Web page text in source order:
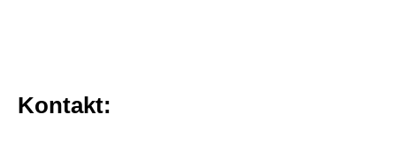
Kontakt: